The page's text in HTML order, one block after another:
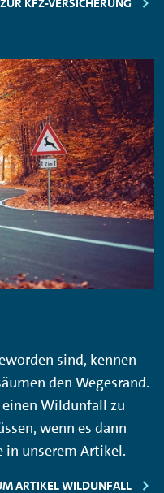
ZUR KFZ-VERSICHERUNG
sind, kennen
den Wegesrand.
Wildunfall zu
wenn es dann
in unserem Artikel.
ARTIKEL WILDUNFALL